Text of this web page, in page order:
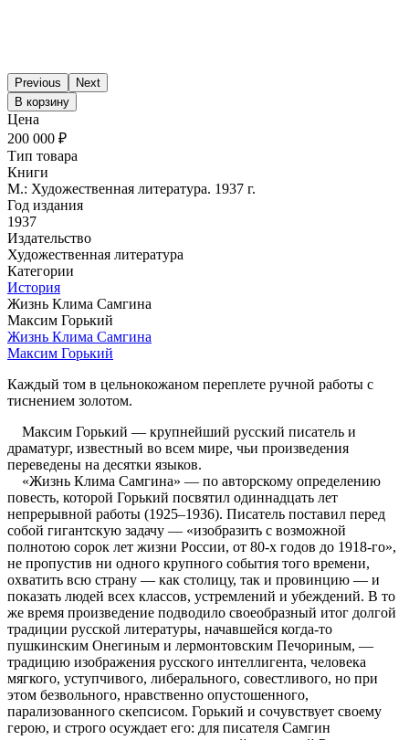
Previous
Next
В корзину
Цена
200 000 ₽
Тип товара
Книги
М.: Художественная литература. 1937 г.
Год издания
1937
Издательство
Художественная литература
Категории
История
Жизнь Клима Самгина
Максим Горький
Жизнь Клима Самгина
Максим Горький
Каждый том в цельнокожаном переплете ручной работы с
тиснением золотом.
Максим Горький — крупнейший русский писатель и
драматург, известный во всем мире, чьи произведения
переведены на десятки языков.
«Жизнь Клима Самгина» — по авторскому определению
повесть, которой Горький посвятил одиннадцать лет
непрерывной работы (1925–1936). Писатель поставил перед
собой гигантскую задачу — «изобразить с возможной
полнотою сорок лет жизни России, от 80-х годов до 1918-го»,
не пропустив ни одного крупного события того времени,
охватить всю страну — как столицу, так и провинцию — и
показать людей всех классов, устремлений и убеждений. В то
же время произведение подводило своеобразный итог долгой
традиции русской литературы, начавшейся когда-то
пушкинским Онегиным и лермонтовским Печориным, —
традицию изображения русского интеллигента, человека
мягкого, уступчивого, либерального, совестливого, но при
этом безвольного, нравственно опустошенного,
парализованного скепсисом. Горький и сочувствует своему
герою, и строго осуждает его: для писателя Самгин